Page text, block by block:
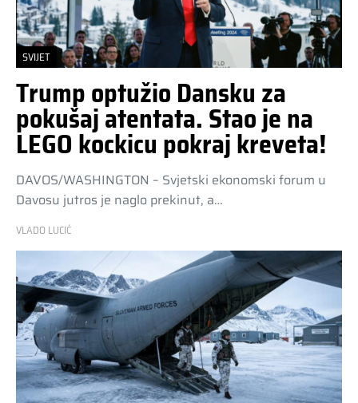
SVIJET
Trump optužio Dansku za
pokušaj atentata. Stao je na
LEGO kockicu pokraj kreveta!
DAVOS/WASHINGTON – Svjetski ekonomski forum u
Davosu jutros je naglo prekinut, a…
VLADO LUCIĆ